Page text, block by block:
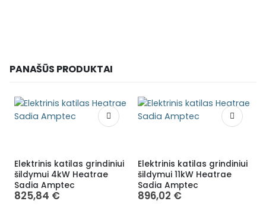
PANAŠŪS PRODUKTAI
Elektrinis katilas grindiniui
šildymui 4kW Heatrae
Sadia Amptec
825,84 €
Elektrinis katilas grindiniui
šildymui 11kW Heatrae
Sadia Amptec
896,02 €